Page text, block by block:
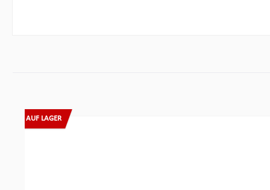
Produktgalerie überspringen
AUF LAGER